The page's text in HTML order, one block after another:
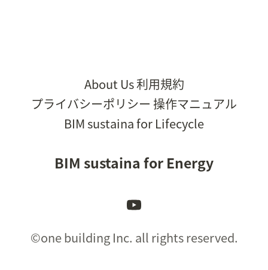
BIM sustaina for Energy
About Us利用規約
プライバシーポリシー 操作マニュアル
BIM sustaina for Lifecycle
©one building Inc. all rights reserved.